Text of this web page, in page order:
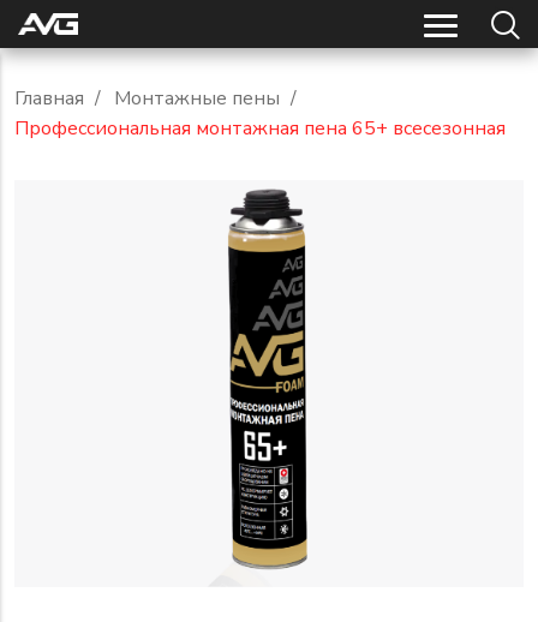
Главная / Монтажные пены /
Профессиональная монтажная пена 65+ всесезонная